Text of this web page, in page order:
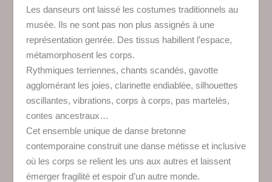
Les danseurs ont laissé les costumes traditionnels au
musée. Ils ne sont pas non plus assignés à une
représentation genrée. Des tissus habillent l’espace,
métamorphosent les corps.
Rythmiques terriennes, chants scandés, gavotte
agglomérant les joies, clarinette endiablée, silhouettes
oscillantes, vibrations, corps à corps, pas martelés,
contes ancestraux…
Cet ensemble unique de danse bretonne
contemporaine construit une danse métisse et inclusive
où les corps se relient les uns aux autres et laissent
émerger fragilité et espoir d’un autre monde.